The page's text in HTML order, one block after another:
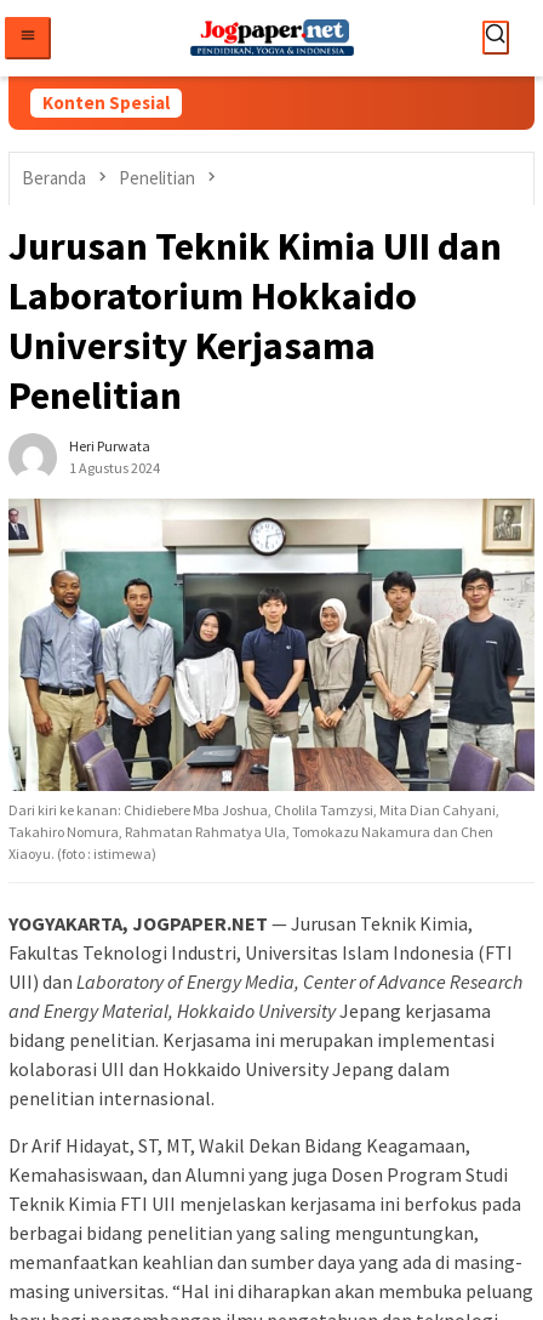
konten
Konten Spesial
Beranda Penelitian
Jurusan Teknik Kimia UII dan
Laboratorium Hokkaido
University Kerjasama
Penelitian
Heri Purwata
1 Agustus 2024
Dari kiri ke kanan: Chidiebere Mba Joshua, Cholila Tamzysi, Mita Dian Cahyani,
Takahiro Nomura, Rahmatan Rahmatya Ula, Tomokazu Nakamura dan Chen
Xiaoyu. (foto : istimewa)
YOGYAKARTA, JOGPAPER.NET — Jurusan Teknik Kimia,
Fakultas Teknologi Industri, Universitas Islam Indonesia (FTI
UII) dan Laboratory of Energy Media, Center of Advance Research
and Energy Material, Hokkaido UniversityJepang kerjasama
bidang penelitian. Kerjasama ini merupakan implementasi
kolaborasi UII dan Hokkaido University Jepang dalam
penelitian internasional.
Dr Arif Hidayat, ST, MT, Wakil Dekan Bidang Keagamaan,
Kemahasiswaan, dan Alumni yang juga Dosen Program Studi
Teknik Kimia FTI UII menjelaskan kerjasama ini berfokus pada
berbagai bidang penelitian yang saling menguntungkan,
memanfaatkan keahlian dan sumber daya yang ada di masing-
masing universitas. “Hal ini diharapkan akan membuka peluang